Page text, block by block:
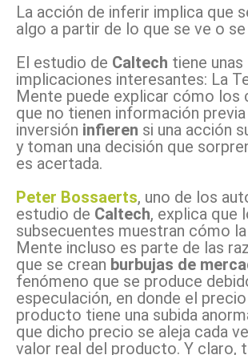
La acción de inferir implica que
algo a partir de lo que se ve o
El estudio de Caltech tiene unas
implicaciones interesantes: La
Mente puede explicar cómo los
que no tienen información previa
inversión infieren si una acción
y toman una decisión que
es acertada.
Peter Bossaerts, uno de los
estudio de Caltech, explica que
subsecuentes muestran cómo
Mente incluso es parte de las
que se crean burbujas de
fenómeno que se produce
especulación, en donde el
producto tiene una subida
que dicho precio se aleja cada
valor real del producto. Y claro,